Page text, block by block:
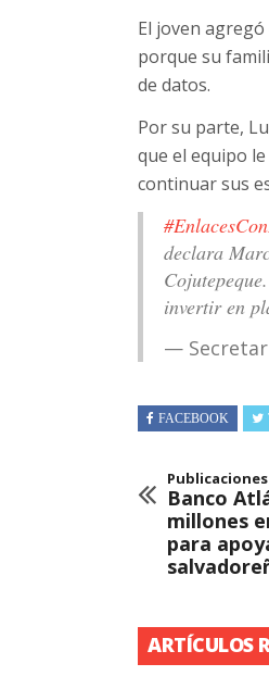
El joven
porque su
de datos.
Por su parte,
que el equipo
continuar sus
declara
invertir en
—
FACEBOOK
Banco
millones
para
ARTÍCULOS